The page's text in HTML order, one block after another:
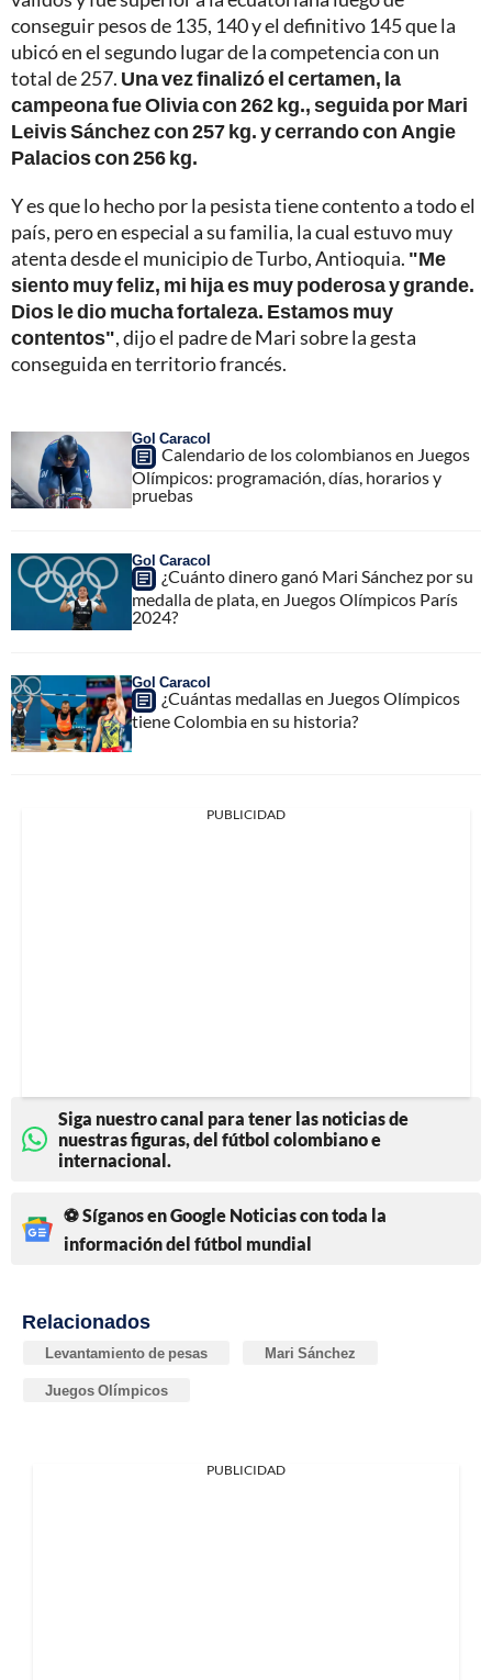
conseguir pesos de 135, 140 y el definitivo 145 que la
ubicó en el segundo lugar de la competencia con un
total de 257. Una vez finalizó el certamen, la
campeona fue Olivia con 262 kg., seguida por Mari
Leivis Sánchez con 257 kg. y cerrando con Angie
Palacios con 256 kg.
Y es que lo hecho por la pesista tiene contento a todo el
país, pero en especial a su familia, la cual estuvo muy
atenta desde el municipio de Turbo, Antioquia. "Me
siento muy feliz, mi hija es muy poderosa y grande.
Dios le dio mucha fortaleza. Estamos muy
contentos", dijo el padre de Mari sobre la gesta
conseguida en territorio francés.
Gol Caracol
Calendario de los colombianos en Juegos
Olímpicos: programación, días, horarios y
pruebas
Gol Caracol
¿Cuánto dinero ganó Mari Sánchez por su
medalla de plata, en Juegos Olímpicos París
2024?
Gol Caracol
¿Cuántas medallas en Juegos Olímpicos
tiene Colombia en su historia?
PUBLICIDAD
Siga nuestro canal para tener las noticias de
nuestras figuras, del fútbol colombiano e
internacional.
⚽ Síganos en Google Noticias con toda la
información del fútbol mundial
Relacionados
Levantamiento de pesas Mari Sánchez
Juegos Olímpicos
PUBLICIDAD